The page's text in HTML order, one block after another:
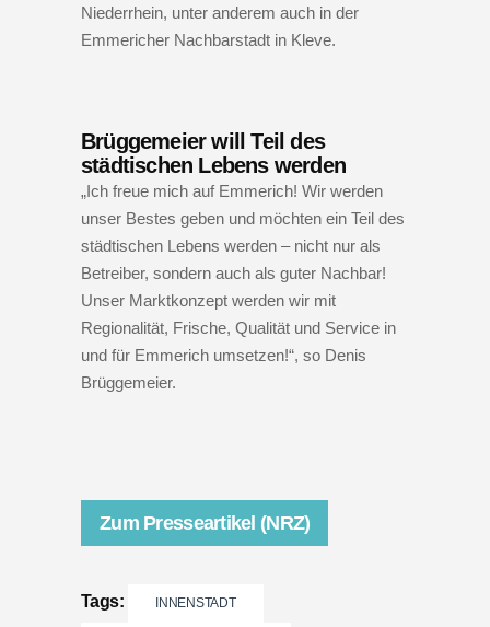
Niederrhein, unter anderem auch in der
Emmericher Nachbarstadt in Kleve.
Brüggemeier will Teil des
städtischen Lebens werden
„Ich freue mich auf Emmerich! Wir werden
unser Bestes geben und möchten ein Teil des
städtischen Lebens werden – nicht nur als
Betreiber, sondern auch als guter Nachbar!
Unser Marktkonzept werden wir mit
Regionalität, Frische, Qualität und Service in
und für Emmerich umsetzen!“, so Denis
Brüggemeier.
Zum Presseartikel (NRZ)
Tags: INNENSTADT